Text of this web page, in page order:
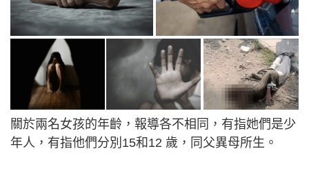
關於兩名女孩的年齡，報導各不相同，有指她們是少
年人，有指他們分別15和12 歲，同父異母所生。